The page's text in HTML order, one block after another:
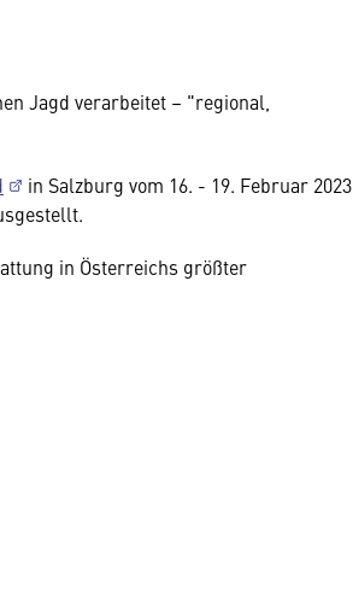
Jagd verarbeitet – "regional,
in Salzburg vom 16. - 19. Februar 2023
in Österreichs größter